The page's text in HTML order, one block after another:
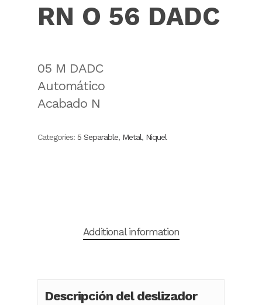
RN O 56 DADC
05 M DADC
Automático
Acabado N
Categories: 5 Separable, Metal, Niquel
Additional information
Descripción del deslizador